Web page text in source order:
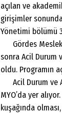
açılan ve
girişimler
Yönetimi bölümü
Gördes Meslek
sonra Acil Durum
oldu. Programın
Acil Durum ve
MYO’da yer
kuşağında